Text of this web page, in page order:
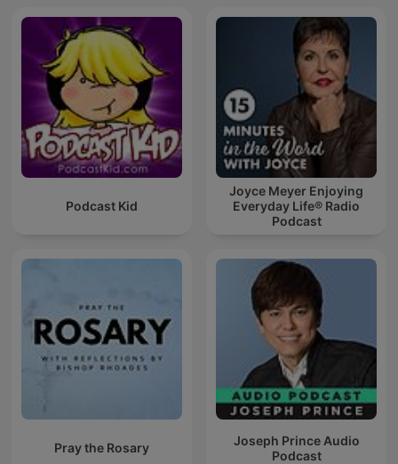
Podcast Kid
Joyce Meyer Enjoying
Everyday Life® Radio
Podcast
Pray the Rosary
Joseph Prince Audio
Podcast